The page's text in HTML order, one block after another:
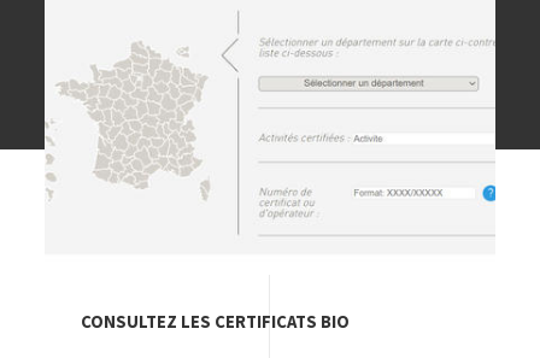
CONSULTEZ LES CERTIFICATS BIO